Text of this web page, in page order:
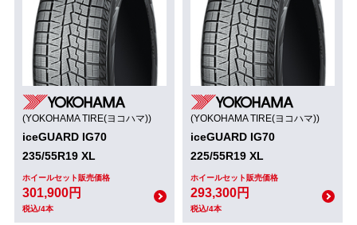
(YOKOHAMA TIRE(ヨコハマ))
iceGUARD IG70
235/55R19 XL
ホイールセット販売価格
301,900円
税込/4本
(YOKOHAMA TIRE(ヨコハマ))
iceGUARD IG70
225/55R19 XL
ホイールセット販売価格
293,300円
税込/4本